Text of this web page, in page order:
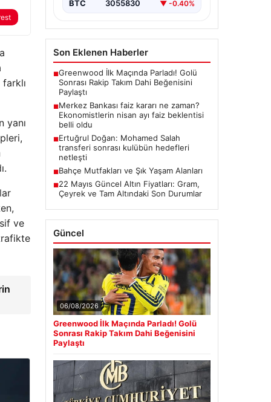
yanı
ve
BTC 3055830 ▼ -0.40%
Son Eklenen Haberler
■Greenwood İlk Maçında Parladı! Golü
Sonrası Rakip Takım Dahi Beğenisini
Paylaştı
■Merkez Bankası faiz kararı ne zaman?
Ekonomistlerin nisan ayı faiz beklentisi
belli oldu
■Ertuğrul Doğan: Mohamed Salah
transferi sonrası kulübün hedefleri
netleşti
■Bahçe Mutfakları ve Şık Yaşam Alanları
■22 Mayıs Güncel Altın Fiyatları: Gram,
Çeyrek ve Tam Altındaki Son Durumlar
Güncel
06/08/2026
Greenwood İlk Maçında Parladı! Golü
Sonrası Rakip Takım Dahi Beğenisini
Paylaştı